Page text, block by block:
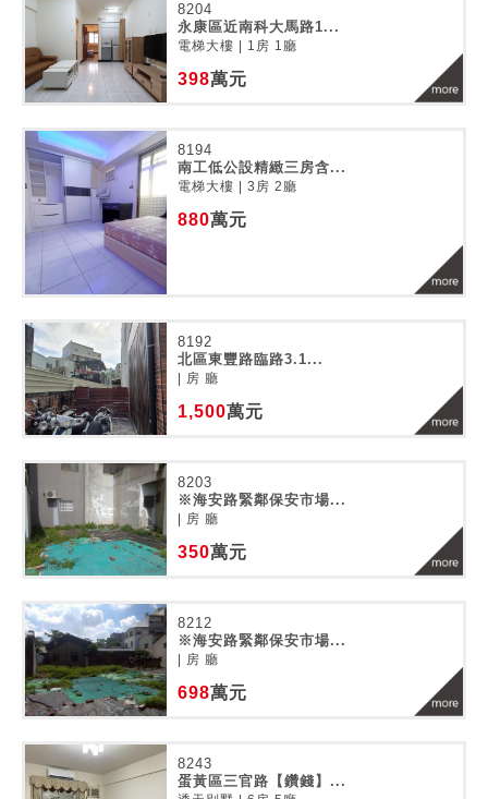
8204
永康區近南科大馬路1...
電梯大樓 | 1房 1廳
398萬元
8194
南工低公設精緻三房含...
電梯大樓 | 3房 2廳
880萬元
8192
北區東豐路臨路3.1...
| 房 廳
1,500萬元
8203
※海安路緊鄰保安市場...
| 房 廳
350萬元
8212
※海安路緊鄰保安市場...
| 房 廳
698萬元
8243
蛋黃區三官路【鑽錢】...